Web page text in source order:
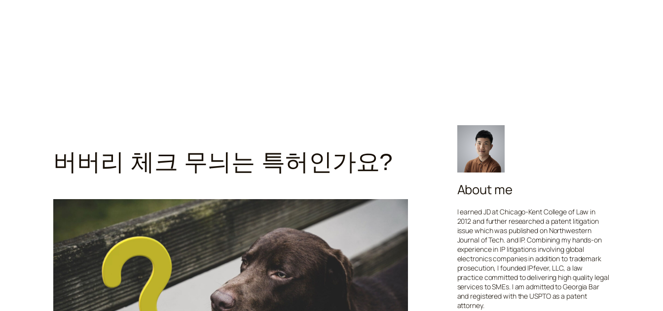
버버리 체크 무늬는 특허인가요?
About me
I earned JD at Chicago-Kent College of Law in
2012 and further researched a patent litigation
issue which was published on Northwestern
Journal of Tech. and IP. Combining my hands-on
experience in IP litigations involving global
electronics companies in addition to trademark
prosecution, I founded IPfever, LLC, a law
practice committed to delivering high quality legal
services to SMEs. I am admitted to Georgia Bar
and registered with the USPTO as a patent
attorney.